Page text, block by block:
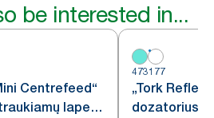
be interested in...
Centrefeed“
lapelių
473177
„Tork
dozatorius,